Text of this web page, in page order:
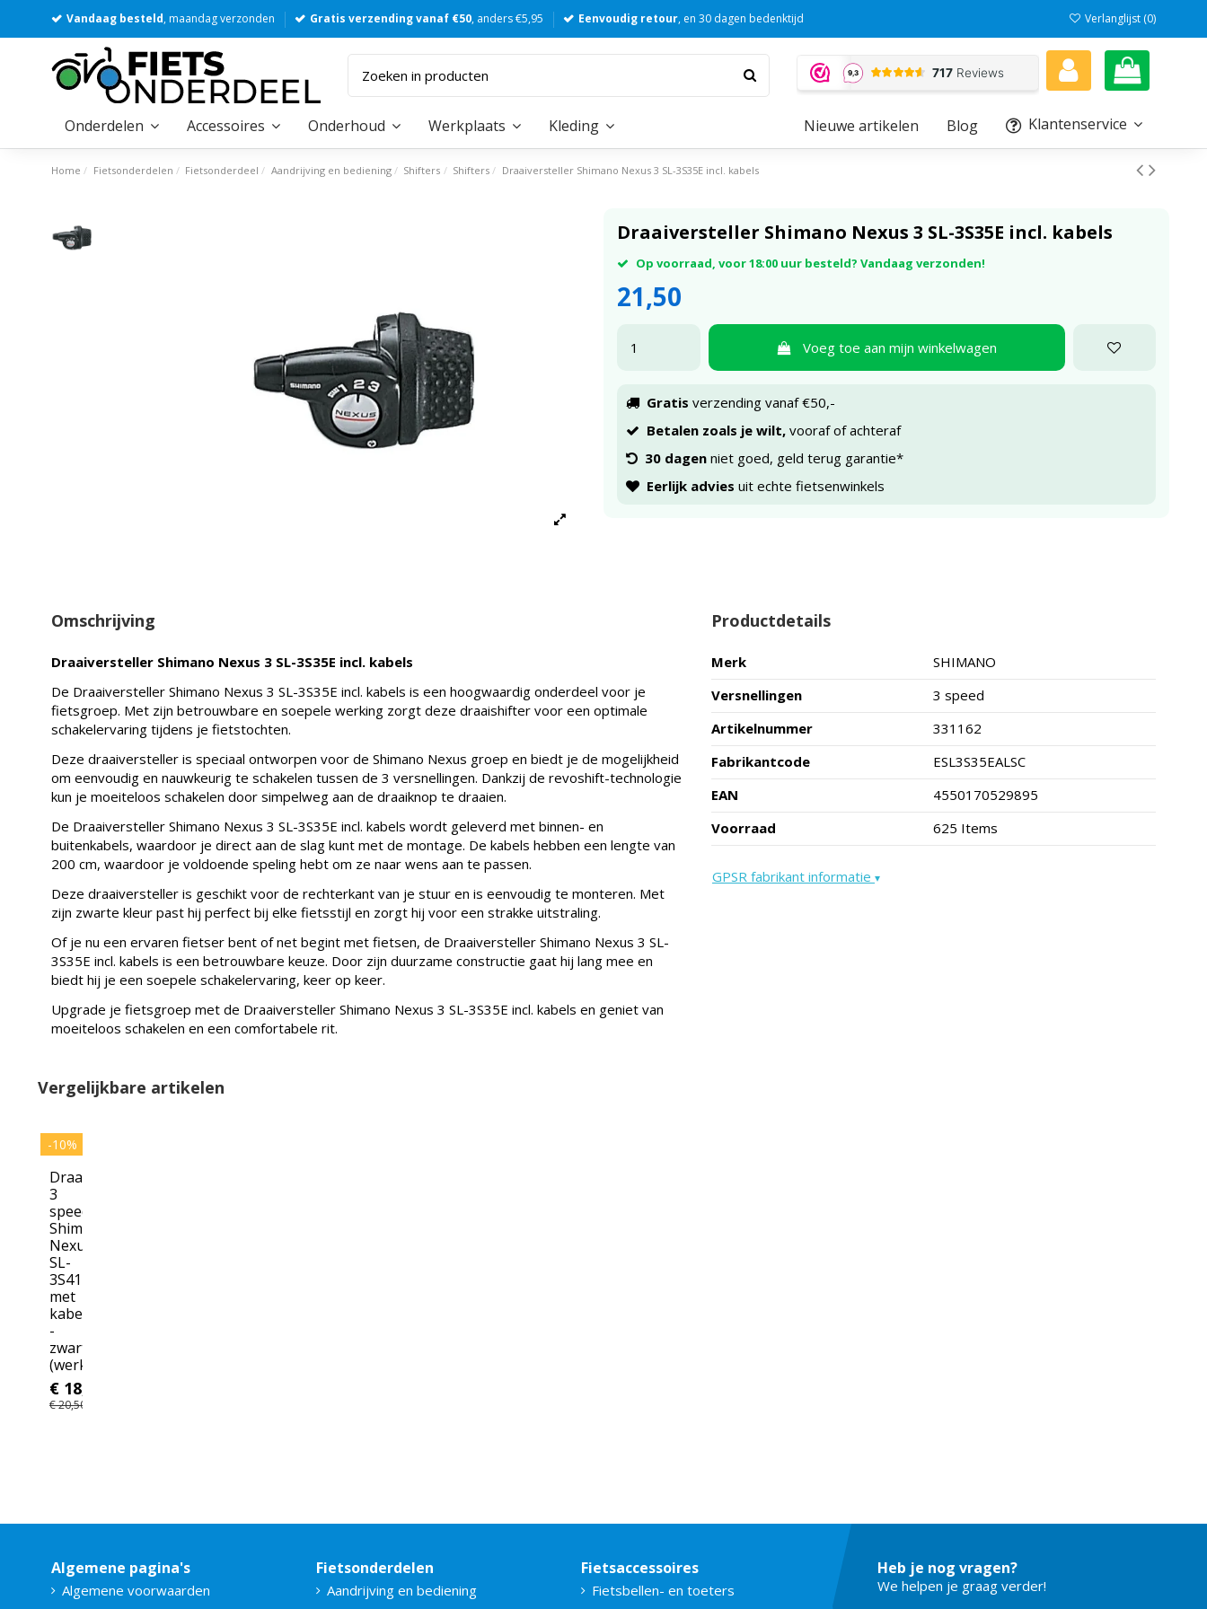
Vandaag besteld, maandag verzonden Gratis verzending vanaf €50, anders €5,95 Eenvoudig retour, en 30 dagen bedenktijd Verlanglijst (0)
Onderdelen Accessoires Onderhoud Werkplaats Kleding Klantenservice
Blog
Nieuwe artikelen
Home Fietsonderdelen Fietsonderdeel Aandrijving en bediening Shifters Shifters Draaiversteller Shimano Nexus 3 SL-3S35E incl. kabels
Draaiversteller Shimano Nexus 3 SL-3S35E incl. kabels
Op voorraad, voor 18:00 uur besteld? Vandaag verzonden!
21,50
Voeg toe aan mijn winkelwagen
Gratis verzending vanaf €50,-
Betalen zoals je wilt,vooraf of achteraf
30 dagenniet goed, geld terug garantie*
Eerlijk advies uit echte fietsenwinkels
Omschrijving
Draaiversteller Shimano Nexus 3 SL-3S35E incl. kabels
De Draaiversteller Shimano Nexus 3 SL-3S35E incl. kabels is een hoogwaardig onderdeel voor je
fietsgroep. Met zijn betrouwbare en soepele werking zorgt deze draaishifter voor een optimale
schakelervaring tijdens je fietstochten.
Deze draaiversteller is speciaal ontworpen voor de Shimano Nexus groep en biedt je de mogelijkheid
om eenvoudig en nauwkeurig te schakelen tussen de 3 versnellingen. Dankzij de revoshift-technologie
kun je moeiteloos schakelen door simpelweg aan de draaiknop te draaien.
De Draaiversteller Shimano Nexus 3 SL-3S35E incl. kabels wordt geleverd met binnen- en
buitenkabels, waardoor je direct aan de slag kunt met de montage. De kabels hebben een lengte van
200 cm, waardoor je voldoende speling hebt om ze naar wens aan te passen.
Deze draaiversteller is geschikt voor de rechterkant van je stuur en is eenvoudig te monteren. Met
zijn zwarte kleur past hij perfect bij elke fietsstijl en zorgt hij voor een strakke uitstraling.
Of je nu een ervaren fietser bent of net begint met fietsen, de Draaiversteller Shimano Nexus 3 SL-
3S35E incl. kabels is een betrouwbare keuze. Door zijn duurzame constructie gaat hij lang mee en
biedt hij je een soepele schakelervaring, keer op keer.
Upgrade je fietsgroep met de Draaiversteller Shimano Nexus 3 SL-3S35E incl. kabels en geniet van
moeiteloos schakelen en een comfortabele rit.
Productdetails
Merk
SHIMANO
Versnellingen
3 speed
Artikelnummer
331162
Fabrikantcode
ESL3S35EALSC
EAN
4550170529895
Voorraad
625 Items
GPSR fabrikant informatie ▾
Vergelijkbare artikelen
-10%
Draaiversteller
3
speed
Shimano
Nexus
SL-
3S41E
met
kabels
-
zwart
(werkplaatsverpakking)
€ 18,45
€ 20,50
Algemene pagina's
Algemene voorwaarden
Fietsonderdelen
Aandrijving en bediening
Fietsaccessoires
Fietsbellen- en toeters
Heb je nog vragen?
We helpen je graag verder!